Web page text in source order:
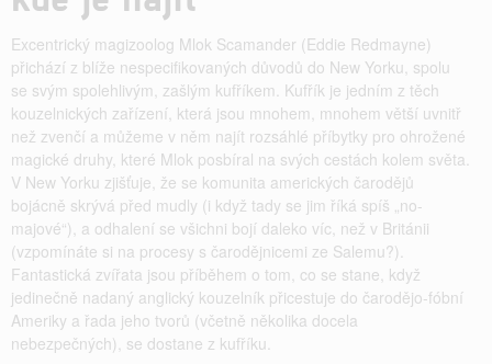
Excentrický magizoolog Mlok Scamander (Eddie Redmayne)
přichází z blíže nespecifikovaných důvodů do New Yorku, spolu
se svým spolehlivým, zašlým kufříkem. Kufřík je jedním z těch
kouzelnických zařízení, která jsou mnohem, mnohem větší uvnitř
než zvenčí a můžeme v něm najít rozsáhlé příbytky pro ohrožené
magické druhy, které Mlok posbíral na svých cestách kolem světa.
V New Yorku zjišťuje, že se komunita amerických čarodějů
bojácně skrývá před mudly (i když tady se jim říká spíš „no-
majové“), a odhalení se všichni bojí daleko víc, než v Británii
(vzpomínáte si na procesy s čarodějnicemi ze Salemu?).
Fantastická zvířata jsou příběhem o tom, co se stane, když
jedinečně nadaný anglický kouzelník přicestuje do čarodějo-fóbní
Ameriky a řada jeho tvorů (včetně několika docela
nebezpečných), se dostane z kufříku.